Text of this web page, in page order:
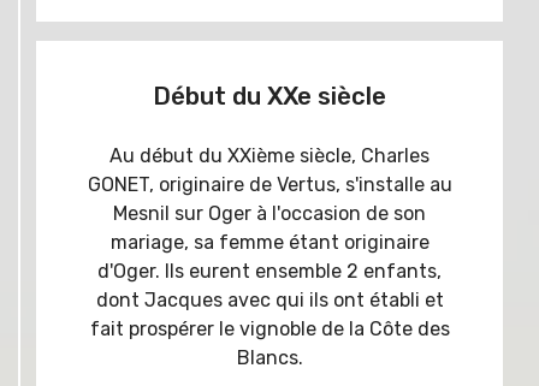
Début du XXe siècle
Au début du XXième siècle, Charles
GONET, originaire de Vertus, s'installe au
Mesnil sur Oger à l'occasion de son
mariage, sa femme étant originaire
d'Oger. Ils eurent ensemble 2 enfants,
dont Jacques avec qui ils ont établi et
fait prospérer le vignoble de la Côte des
Blancs.